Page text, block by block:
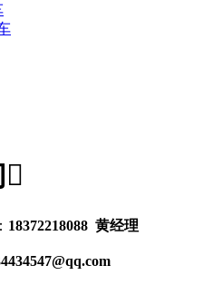

18372218088 黄经理